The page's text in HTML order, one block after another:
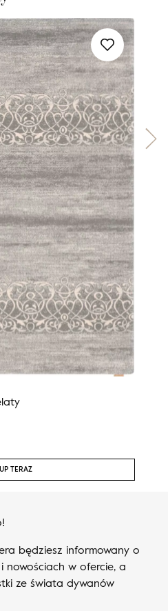
TERAZ
będziesz informowany o
nowościach w ofercie, a
ze świata dywanów